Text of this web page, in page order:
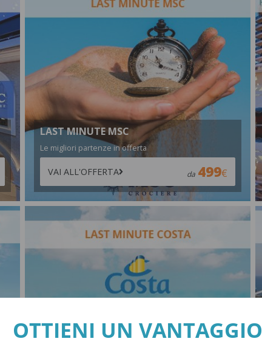
LAST MINUTE MSC
Le migliori partenze in offerta
VAI ALL'OFFERTA da 499
OTTIENI UN VANTAGGIO